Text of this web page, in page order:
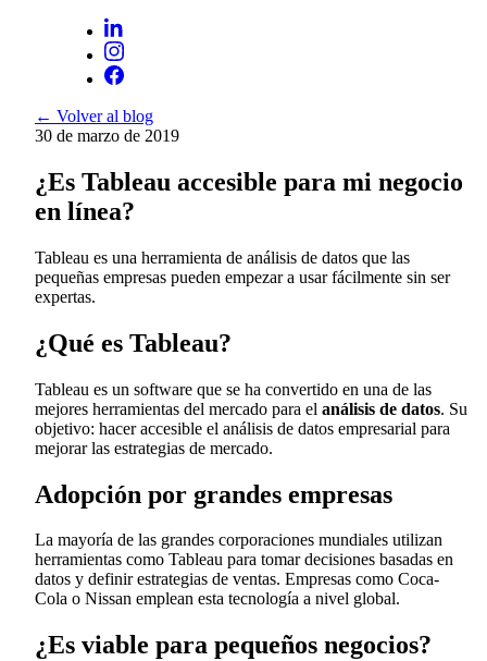
← Volver al blog
30 de marzo de 2019
¿Es Tableau accesible para mi negocio
en línea?
Tableau es una herramienta de análisis de datos que las
pequeñas empresas pueden empezar a usar fácilmente sin ser
expertas.
¿Qué es Tableau?
Tableau es un software que se ha convertido en una de las
mejores herramientas del mercado para el análisis de datos. Su
objetivo: hacer accesible el análisis de datos empresarial para
mejorar las estrategias de mercado.
Adopción por grandes empresas
La mayoría de las grandes corporaciones mundiales utilizan
herramientas como Tableau para tomar decisiones basadas en
datos y definir estrategias de ventas. Empresas como Coca-
Cola o Nissan emplean esta tecnología a nivel global.
¿Es viable para pequeños negocios?